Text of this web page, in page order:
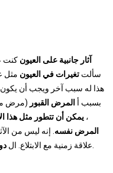
آثار جانبية على العيون كنت
سألت تغيرات في العيون مثل
هذا له سبب آخر ويجب أن يكون
بسبب أ المرض القبور (مرض
، يمكن أن تتطور مثل هذا
المرض نفسه . إنه ليس من
علاقة زمنية مع الابتلاع. ال